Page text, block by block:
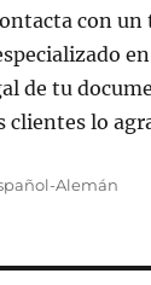
con
de tu
clientes lo
Alemán